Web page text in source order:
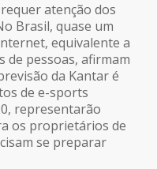
atenção dos
Brasil, quase um
equivalente a
de pessoas, afirmam
da Kantar é
de e-sports
representarão
os proprietários de
se preparar